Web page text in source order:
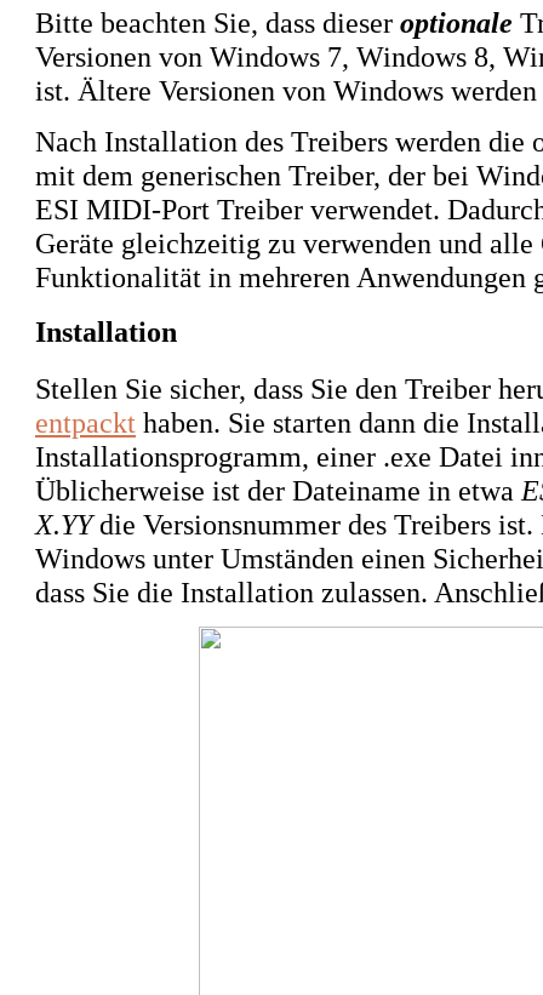
Bitte beachten Sie, dass dieser optionale
Versionen von Windows 7, Windows 8,
ist. Ältere Versionen von Windows
Nach Installation des Treibers werden die
mit dem generischen Treiber, der bei
ESI MIDI-Port Treiber verwendet.
Geräte gleichzeitig zu verwenden und
Funktionalität in mehreren Anwendungen
Installation
Stellen Sie sicher, dass Sie den Treiber
entpackt haben. Sie starten dann die
Installationsprogramm, einer .exe Datei
Üblicherweise ist der Dateiname in etwa
X.YYdie Versionsnummer des Treibers
Windows unter Umständen einen
dass Sie die Installation zulassen.